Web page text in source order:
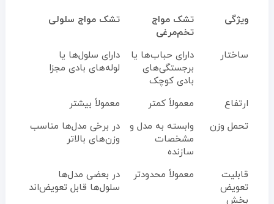
ویژگی
تشک مواج
تخم‌مرغی
تشک مواج سلولی
ساختار
دارای حباب‌ها یا
برجستگی‌های
بادی کوچک
دارای سلول‌ها یا
لوله‌های بادی مجزا
ارتفاع معمولاً کمتر
معمولاً بیشتر
تحمل وزن
وابسته به مدل و
مشخصات
سازنده
در برخی مدل‌ها مناسب
وزن‌های بالاتر
قابلیت
تعویض
بخش
معمولاً محدودتر
در بعضی مدل‌ها
سلول‌ها قابل تعویض‌اند